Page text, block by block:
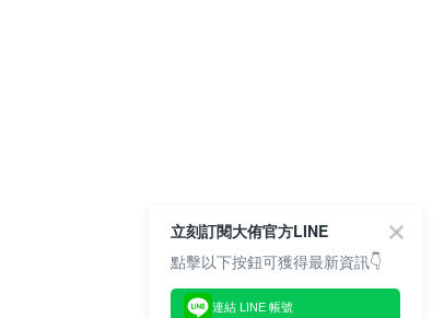
立刻訂閱大侑官方LINE
點擊以下按鈕可獲得最新資訊👇
連結 LINE 帳號